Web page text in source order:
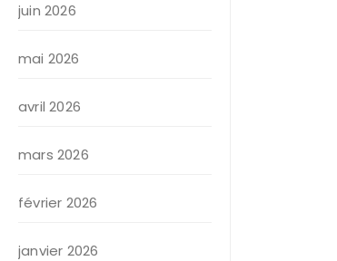
juin 2026
mai 2026
avril 2026
mars 2026
février 2026
janvier 2026